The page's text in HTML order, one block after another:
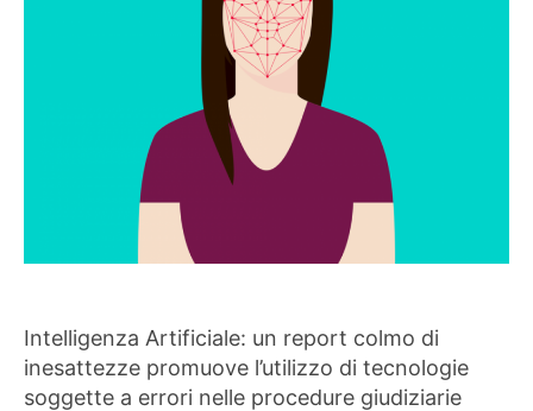
Intelligenza Artificiale: un report colmo di
inesattezze promuove l’utilizzo di tecnologie
soggette a errori nelle procedure giudiziarie